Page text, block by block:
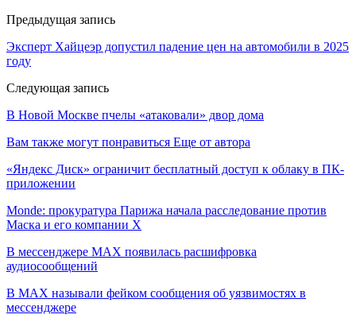
Предыдущая запись
Эксперт Хайцеэр допустил падение цен на автомобили в 2025
году
Следующая запись
В Новой Москве пчелы «атаковали» двор дома
Вам также могут понравиться Еще от автора
«Яндекс Диск» ограничит бесплатный доступ к облаку в ПК-
приложении
Monde: прокуратура Парижа начала расследование против
Маска и его компании X
В мессенджере MAX появилась расшифровка
аудиосообщений
В МAX называли фейком сообщения об уязвимостях в
мессенджере